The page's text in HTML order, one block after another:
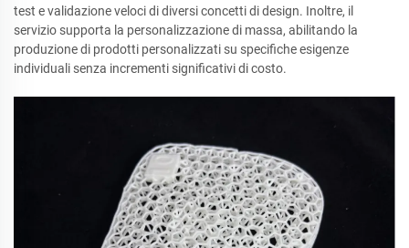
test e validazione veloci di diversi concetti di design. Inoltre, il
servizio supporta la personalizzazione di massa, abilitando la
produzione di prodotti personalizzati su specifiche esigenze
individuali senza incrementi significativi di costo.